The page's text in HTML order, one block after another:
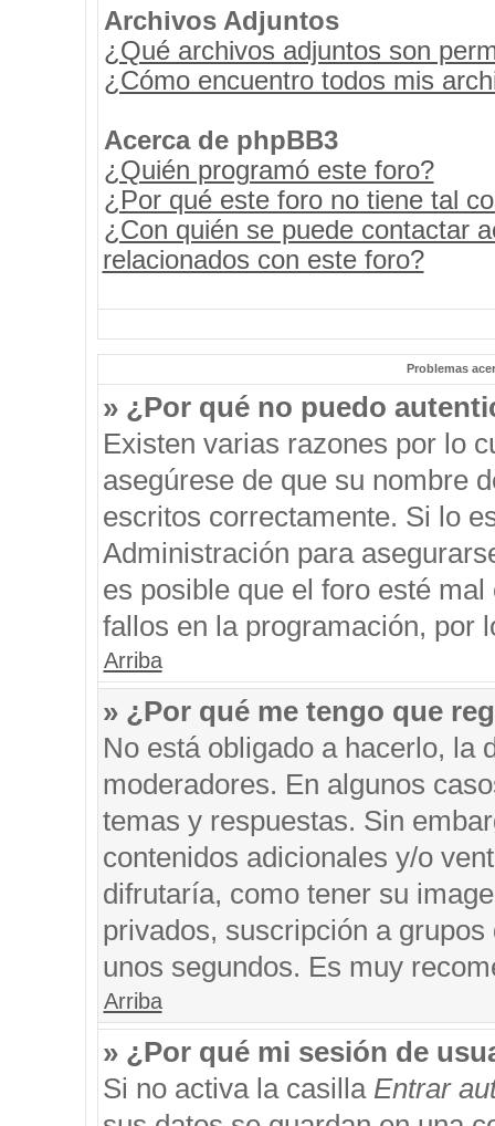
Archivos Adjuntos
¿Qué archivos adjuntos son
¿Cómo encuentro todos mis
Acerca de phpBB3
¿Quién programó este foro?
¿Por qué este foro no tiene tal
¿Con quién se puede contactar
relacionados con este foro?
Problemas
» ¿Por qué no puedo
Existen varias razones por lo
asegúrese de que su nombre
escritos correctamente. Si lo
Administración para
es posible que el foro esté
fallos en la programación, por
Arriba
» ¿Por qué me tengo que
No está obligado a hacerlo, la
moderadores. En algunos
temas y respuestas. Sin
contenidos adicionales y/o
difrutaría, como tener su
privados, suscripción a
unos segundos. Es muy
Arriba
» ¿Por qué mi sesión de
Si no activa la casilla Entrar